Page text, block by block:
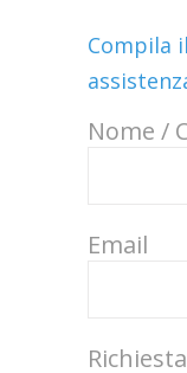
Compila
Nome /
Email
Richiesta